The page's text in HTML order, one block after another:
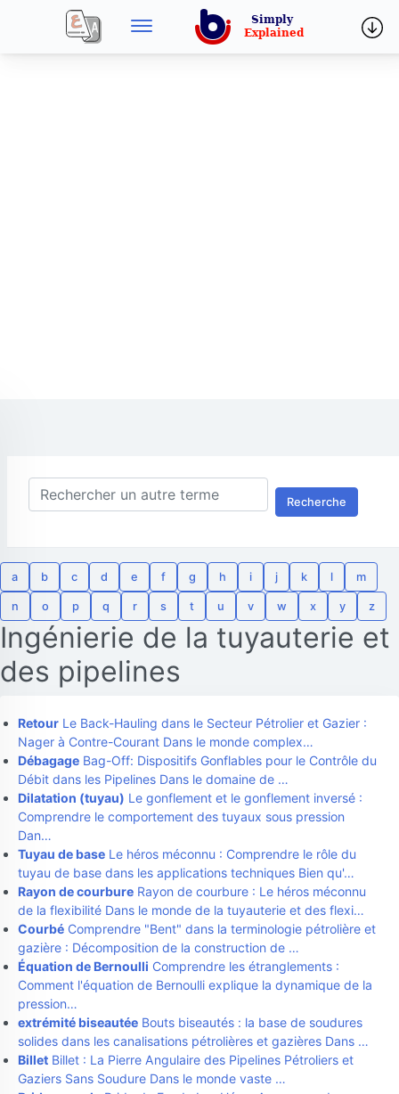
Recherche
a b c d e f g h i j k l m
n o p q r s t u v w x y z
Ingénierie de la tuyauterie et
des pipelines
Retour Le Back-Hauling dans le Secteur Pétrolier et Gazier :
Nager à Contre-Courant Dans le monde complex…
Débagage Bag-Off: Dispositifs Gonflables pour le Contrôle du
Débit dans les Pipelines Dans le domaine de …
Dilatation (tuyau) Le gonflement et le gonflement inversé :
Comprendre le comportement des tuyaux sous pression
Dan…
Tuyau de base Le héros méconnu : Comprendre le rôle du
tuyau de base dans les applications techniques Bien qu'…
Rayon de courbure Rayon de courbure : Le héros méconnu
de la flexibilité Dans le monde de la tuyauterie et des flexi…
Courbé Comprendre "Bent" dans la terminologie pétrolière et
gazière : Décomposition de la construction de …
Équation de Bernoulli Comprendre les étranglements :
Comment l'équation de Bernoulli explique la dynamique de la
pression…
extrémité biseautée Bouts biseautés : la base de soudures
solides dans les canalisations pétrolières et gazières Dans …
Billet Billet : La Pierre Angulaire des Pipelines Pétroliers et
Gaziers Sans Soudure Dans le monde vaste …